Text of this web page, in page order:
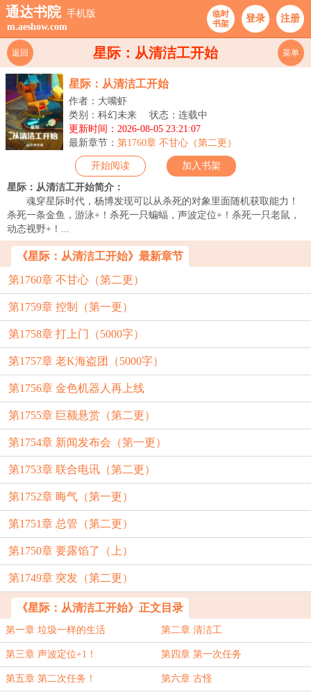
通达书院 手机版
m.aeshow.com
临时
书架
登录 注册
星际：从清洁工开始
返回 菜单
星际：从清洁工开始
作者：大嘴虾
类别：科幻未来
状态：连载中
更新时间：2026-08-05 23:21:07
最新章节： 第1760章 不甘心（第二更）
开始阅读 加入书架
星际：从清洁工开始简介：
魂穿星际时代，杨博发现可以从杀死的对象里面随机获取能力！
杀死一条金鱼，游泳+！杀死一只蝙蝠，声波定位+！杀死一只老鼠，
动态视野+！...
《星际：从清洁工开始》最新章节
第1760章 不甘心（第二更）
第1759章 控制（第一更）
第1758章 打上门（5000字）
第1757章 老K海盗团（5000字）
第1756章 金色机器人再上线
第1755章 巨额悬赏（第二更）
第1754章 新闻发布会（第一更）
第1753章 联合电讯（第二更）
第1752章 晦气（第一更）
第1751章 总管（第二更）
第1750章 要露馅了（上）
第1749章 突发（第二更）
《星际：从清洁工开始》正文目录
第一章 垃圾一样的生活 第二章 清洁工
第三章 声波定位+1！ 第四章 第一次任务
第五章 第二次任务！ 第六章 古怪